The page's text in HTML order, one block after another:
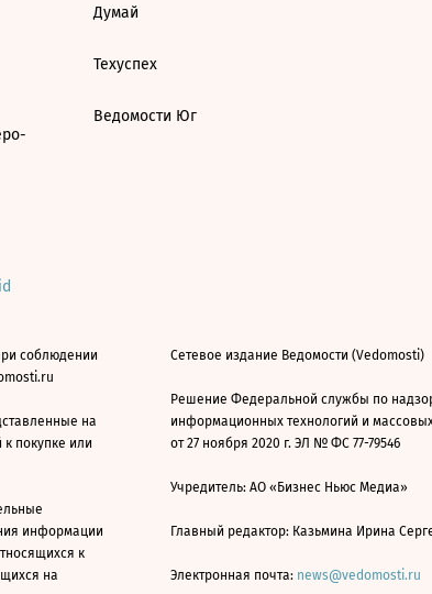
Думай
Техуспех
Ведомости Юг
соблюдении
на
покупке или
информации
к
на
Сетевое издание Ведомости (Vedomosti)
Решение Федеральной службы по
информационных технологий и
от 27 ноября 2020 г. ЭЛ № ФС 77-79546
Учредитель: АО «Бизнес Ньюс Медиа»
Главный редактор: Казьмина Ирина
Электронная почта: news@vedomosti.ru